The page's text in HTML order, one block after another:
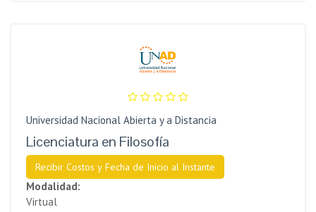
Universidad Nacional Abierta y a Distancia
Licenciatura en Filosofía
Recibir Costos y Fecha de Inicio al Instante
Modalidad:
Virtual